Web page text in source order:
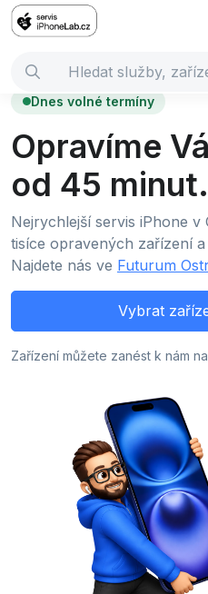
Dnes volné termíny
Opravíme
od 45 minut.
Nejrychlejší servis iPhone v
tisíce opravených zařízení
Najdete nás ve Futurum
Vybrat
Zařízení můžete zanést k nám